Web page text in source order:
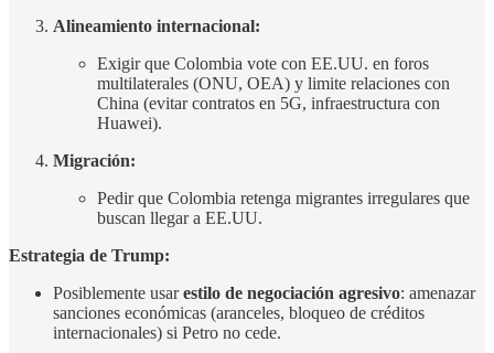
Alineamiento internacional:
Exigir que Colombia vote con EE.UU. en foros
multilaterales (ONU, OEA) y limite relaciones con
China (evitar contratos en 5G, infraestructura con
Huawei).
Migración:
Pedir que Colombia retenga migrantes irregulares que
buscan llegar a EE.UU.
Estrategia de Trump:
Posiblemente usarestilo de negociación agresivo: amenazar
sanciones económicas (aranceles, bloqueo de créditos
internacionales) si Petro no cede.